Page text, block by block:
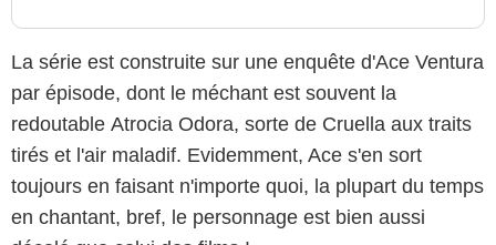
La série est construite sur une enquête d'Ace Ventura
par épisode, dont le méchant est souvent la
redoutable Atrocia Odora, sorte de Cruella aux traits
tirés et l'air maladif. Evidemment, Ace s'en sort
toujours en faisant n'importe quoi, la plupart du temps
en chantant, bref, le personnage est bien aussi